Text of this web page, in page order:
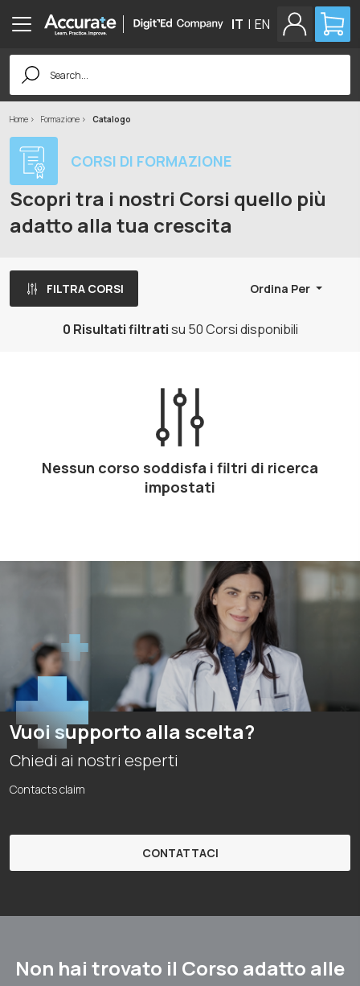
IT | EN
Search
for:
Home Formazione Catalogo
CORSI DI FORMAZIONE
Scopri tra i nostri Corsi quello più
adatto alla tua crescita
FILTRA CORSI Ordina Per
0 Risultati filtratisu 50 Corsi disponibili
Nessun corso soddisfa i filtri di ricerca
impostati
Vuoi supporto alla scelta?
Chiedi ai nostri esperti
Contacts claim
CONTATTACI
Non hai trovato il Corso adatto alle